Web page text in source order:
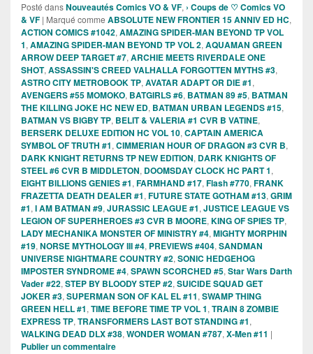
Posté dansNouveautés Comics VO & VF, › Coups de ♡ Comics VO
& VF | Marqué comme ABSOLUTE NEW FRONTIER 15 ANNIV ED HC,
ACTION COMICS #1042, AMAZING SPIDER-MAN BEYOND TP VOL
1, AMAZING SPIDER-MAN BEYOND TP VOL 2, AQUAMAN GREEN
ARROW DEEP TARGET #7, ARCHIE MEETS RIVERDALE ONE
SHOT, ASSASSIN'S CREED VALHALLA FORGOTTEN MYTHS #3,
ASTRO CITY METROBOOK TP, AVATAR ADAPT OR DIE #1,
AVENGERS #55 MOMOKO, BATGIRLS #6, BATMAN 89 #5, BATMAN
THE KILLING JOKE HC NEW ED, BATMAN URBAN LEGENDS #15,
BATMAN VS BIGBY TP, BELIT & VALERIA #1 CVR B VATINE,
BERSERK DELUXE EDITION HC VOL 10, CAPTAIN AMERICA
SYMBOL OF TRUTH #1, CIMMERIAN HOUR OF DRAGON #3 CVR B,
DARK KNIGHT RETURNS TP NEW EDITION, DARK KNIGHTS OF
STEEL #6 CVR B MIDDLETON, DOOMSDAY CLOCK HC PART 1,
EIGHT BILLIONS GENIES #1, FARMHAND #17, Flash #770, FRANK
FRAZETTA DEATH DEALER #1, FUTURE STATE GOTHAM #13, GRIM
#1, I AM BATMAN #9, JURASSIC LEAGUE #1, JUSTICE LEAGUE VS
LEGION OF SUPERHEROES #3 CVR B MOORE, KING OF SPIES TP,
LADY MECHANIKA MONSTER OF MINISTRY #4, MIGHTY MORPHIN
#19, NORSE MYTHOLOGY III #4, PREVIEWS #404, SANDMAN
UNIVERSE NIGHTMARE COUNTRY #2, SONIC HEDGEHOG
IMPOSTER SYNDROME #4, SPAWN SCORCHED #5, Star Wars Darth
Vader #22, STEP BY BLOODY STEP #2, SUICIDE SQUAD GET
JOKER #3, SUPERMAN SON OF KAL EL #11, SWAMP THING
GREEN HELL #1, TIME BEFORE TIME TP VOL 1, TRAIN 8 ZOMBIE
EXPRESS TP, TRANSFORMERS LAST BOT STANDING #1,
WALKING DEAD DLX #38, WONDER WOMAN #787, X-Men #11 |
Publier un commentaire